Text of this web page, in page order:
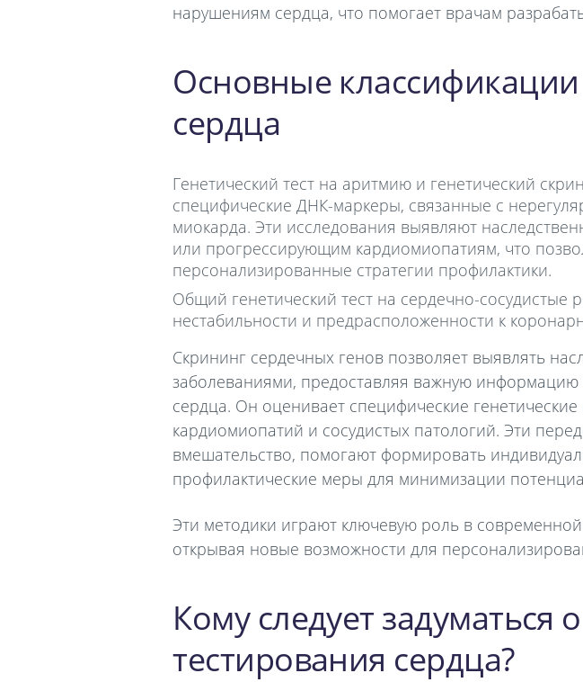
нарушениям сердца, что помогает врачам
Основные классификации
сердца
Генетический тест на аритмию и генетический
специфические ДНК-маркеры, связанные с
миокарда. Эти исследования выявляют
или прогрессирующим кардиомиопатиям, что
персонализированные стратегии профилактики.
Общий генетический тест на сердечно-сосудистые
нестабильности и предрасположенности к
Скрининг сердечных генов позволяет выявлять
заболеваниями, предоставляя важную информацию
сердца. Он оценивает специфические
кардиомиопатий и сосудистых патологий. Эти
вмешательство, помогают формировать
профилактические меры для минимизации
Эти методики играют ключевую роль в
открывая новые возможности для
Кому следует задуматься
тестирования сердца?